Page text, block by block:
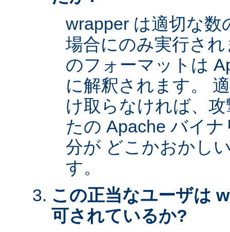
wrapper は適切な
場合にのみ実行さ
のフォーマットは
に解釈されます。
け取らなければ、
たの Apache バイ
分が どこかおかし
す。
この正当なユーザは
可されているか?